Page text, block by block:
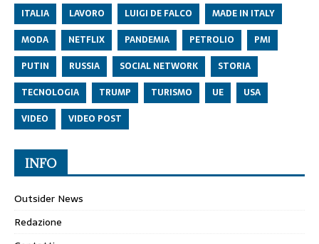
ITALIA LAVORO LUIGI DE FALCO
MADE IN ITALY
MODA
NETFLIX PANDEMIA PETROLIO
PMI
PUTIN
RUSSIA SOCIAL NETWORK
STORIA
TECNOLOGIA
TRUMP TURISMO UE
USA
VIDEO
VIDEO POST
INFO
Outsider News
Redazione